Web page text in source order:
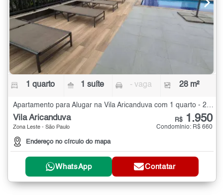
1 quarto 1 suíte - vaga 28 m²
Apartamento para Alugar na Vila Aricanduva com 1 quarto - 28 m²
Vila Aricanduva
Zona Leste - São Paulo
Endereço no círculo do mapa
R$ 1.950
Condomínio: R$ 660
WhatsApp Contatar